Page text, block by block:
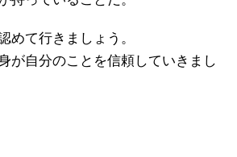
めて行きましょう。
が自分のことを信頼していきまし